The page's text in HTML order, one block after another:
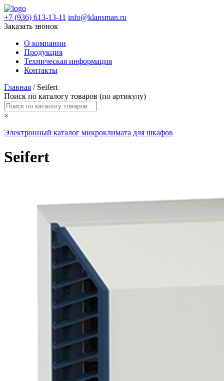
+7 (936) 613-13-11 info@klansman.ru
Заказать звонок
О компании
Продукция
Техническая информация
Контакты
Главная / Seifert
Поиск по каталогу товаров (по артикулу)
×
Электронный каталог микроклимата для шкафов
Seifert